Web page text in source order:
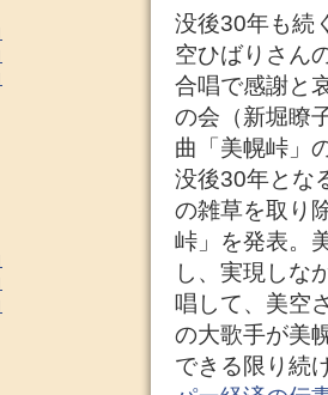
没後30年も続
空ひばりさん
合唱で感謝と
の会（新堀瞭
曲「美幌峠」
没後30年とな
の雑草を取り
峠」を発表。
し、実現しな
唱して、美空
の大歌手が美
できる限り続